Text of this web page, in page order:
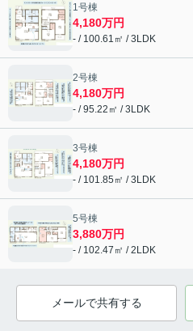
1号棟
4,180万円
- / 100.61㎡ / 3LDK
2号棟
4,180万円
- / 95.22㎡ / 3LDK
3号棟
4,180万円
- / 101.85㎡ / 3LDK
5号棟
3,880万円
- / 102.47㎡ / 2LDK
メールで共有する